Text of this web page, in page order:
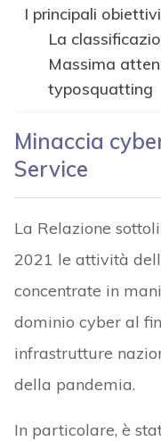
I principali
La
Massima
typosquatting
Minaccia
Service
La Relazione
2021 le attività
concentrate in
dominio cyber al
infrastrutture
della pandemia.
In particolare, è